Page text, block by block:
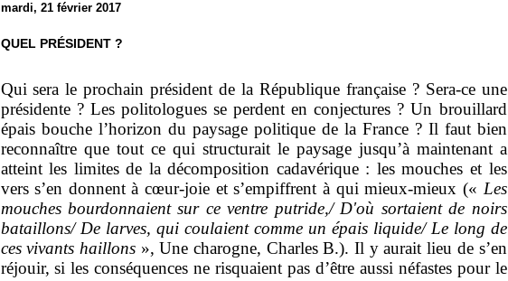
mardi, 21 février 2017
QUEL PRÉSIDENT ?
Qui sera le prochain président de la République française ? Sera-ce une
présidente ? Les politologues se perdent en conjectures ? Un brouillard
épais bouche l’horizon du paysage politique de la France ? Il faut bien
reconnaître que tout ce qui structurait le paysage jusqu’à maintenant a
atteint les limites de la décomposition cadavérique : les mouches et les
vers s’en donnent à cœur-joie et s’empiffrent à qui mieux-mieux (« Les
mouches bourdonnaient sur ce ventre putride,/ D'où sortaient de noirs
bataillons/ De larves, qui coulaient comme un épais liquide/ Le long de
ces vivants haillons », Une charogne, Charles B.). Il y aurait lieu de s’en
réjouir, si les conséquences ne risquaient pas d’être aussi néfastes pour le